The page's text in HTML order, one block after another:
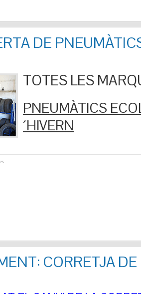
DE
TOTES LES
PNEUMÀTICS
´HIVERN
CORRETJA